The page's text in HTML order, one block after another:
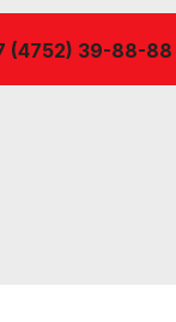
(4752) 39-88-88